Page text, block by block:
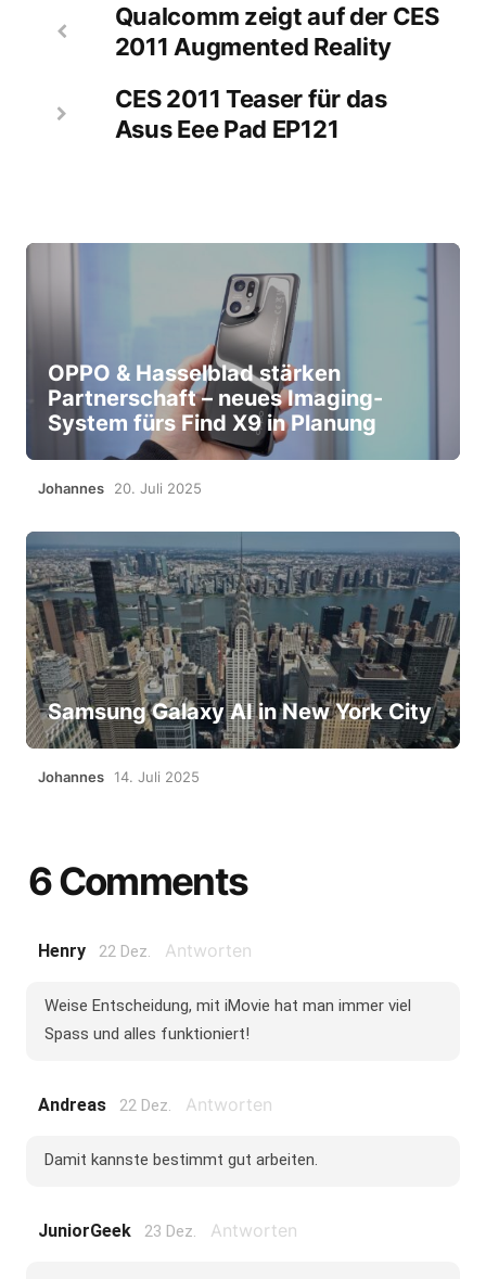
Qualcomm zeigt auf der CES
2011 Augmented Reality
CES 2011 Teaser für das
Asus Eee Pad EP121
OPPO & Hasselblad stärken
Partnerschaft – neues Imaging-
System fürs Find X9 in Planung
Johannes 20. Juli 2025
Samsung Galaxy AI in New York City
Johannes 14. Juli 2025
6 Comments
Henry 22 Dez. Antworten
Weise Entscheidung, mit iMovie hat man immer viel
Spass und alles funktioniert!
Andreas 22 Dez. Antworten
Damit kannste bestimmt gut arbeiten.
JuniorGeek 23 Dez. Antworten